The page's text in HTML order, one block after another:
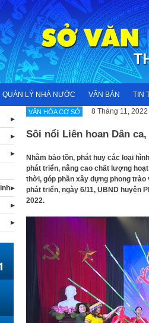
QUẢN LÝ NHÀ NƯỚC VĂN BẢN TIN
VĂN HÓA CƠ SỞ 8 Tháng 11, 2022
Sôi nổi Liên hoan Dân
Nhằm bảo tồn, phát huy các loại
phát triển, nâng cao chất lượng
thời, góp phần xây dựng phong
phát triển, ngày 6/11, UBND huyện
2022.